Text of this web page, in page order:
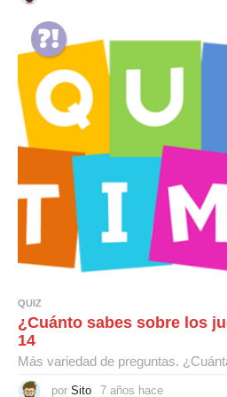
s
QUIZ
¿Cuánto sabes sobre los
14
Más variedad de preguntas.
por Sito 7 años hace